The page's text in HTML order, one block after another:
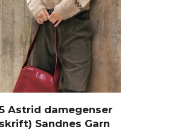
Astrid damegenser
Sandnes Garn